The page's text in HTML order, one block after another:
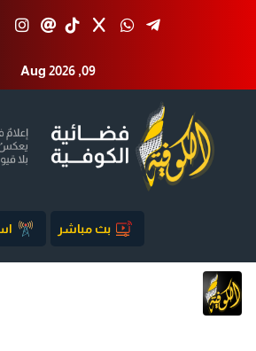
Aug 2026 ,09
بث مباشر